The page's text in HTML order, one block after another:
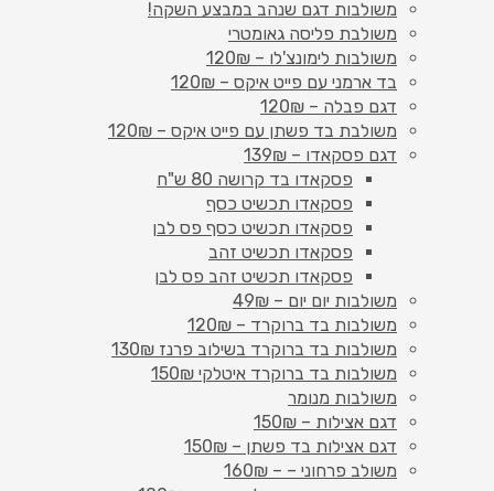
משולבות דגם שנהב במבצע השקה!
משולבת פליסה גאומטרי
משולבות לימונצ'לו – 120₪
בד ארמני עם פייט איקס – 120₪
דגם פבלה – 120₪
משולבת בד פשתן עם פייט איקס – 120₪
דגם פסקאדו – 139₪
פסקאדו בד קרושה 80 ש"ח
פסקאדו תכשיט כסף
פסקאדו תכשיט כסף פס לבן
פסקאדו תכשיט זהב
פסקאדו תכשיט זהב פס לבן
משולבות יום יום – 49₪
משולבות בד ברוקרד – 120₪
משולבות בד ברוקרד בשילוב פרנז 130₪
משולבות בד ברוקרד איטלקי 150₪
משולבות מנומר
דגם אצילות – 150₪
דגם אצילות בד פשתן – 150₪
משולב פרחוני – – 160₪